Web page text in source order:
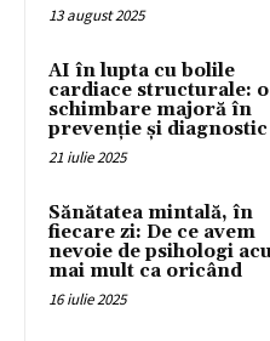
13 august 2025
AI în lupta cu bolile
cardiace structurale: o
schimbare majoră în
prevenție și diagnostic
21 iulie 2025
Sănătatea mintală, în
fiecare zi: De ce avem
nevoie de psihologi
mai mult ca oricând
16 iulie 2025